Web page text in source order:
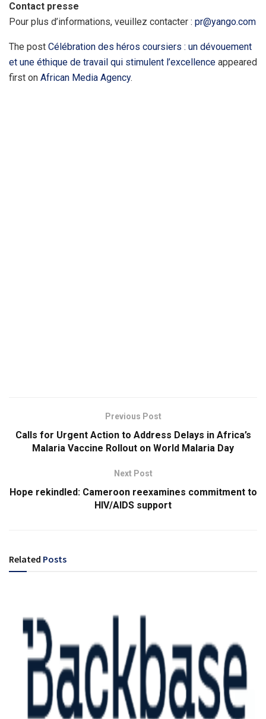
Contact presse
Pour plus d’informations, veuillez contacter : pr@yango.com
The post Célébration des héros coursiers : un dévouement
et une éthique de travail qui stimulent l’excellence appeared
first on African Media Agency.
Previous Post
Calls for Urgent Action to Address Delays in Africa’s
Malaria Vaccine Rollout on World Malaria Day
Next Post
Hope rekindled: Cameroon reexamines commitment to
HIV/AIDS support
Related Posts